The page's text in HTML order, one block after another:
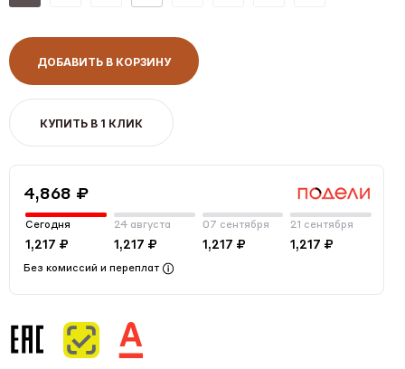
ДОБАВИТЬ В КОРЗИНУ
КУПИТЬ В 1 КЛИК
4,868 ₽
Сегодня
1,217 ₽
24 августа
1,217 ₽
07 сентября
1,217 ₽
21 сентября
1,217 ₽
Без комиссий и переплат